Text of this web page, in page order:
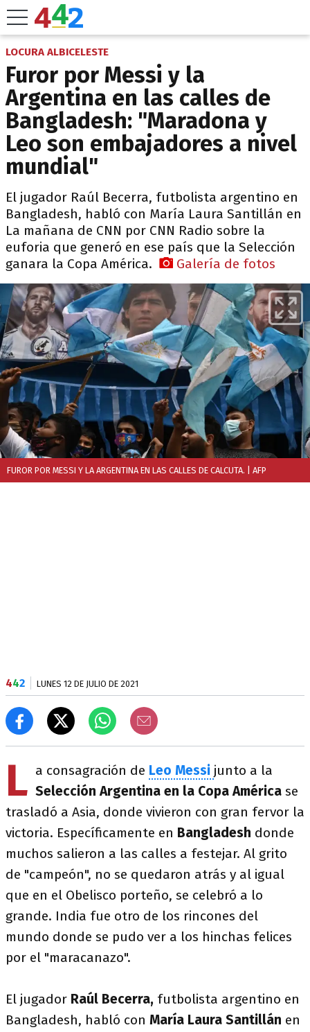
LOCURA ALBICELESTE
Furor por Messi y la
Argentina en las calles de
Bangladesh: "Maradona y
Leo son embajadores a nivel
mundial"
El jugador Raúl Becerra, futbolista argentino en
Bangladesh, habló con María Laura Santillán en
La mañana de CNN por CNN Radio sobre la
euforia que generó en ese país que la Selección
ganara la Copa América.
Galería de fotos
FUROR POR MESSI Y LA ARGENTINA EN LAS CALLES DE CALCUTA. | AFP
442 LUNES 12 DE JULIO DE 2021
L a consagración de Leo Messi junto a la
Selección Argentina en la Copa América se
trasladó a Asia, donde vivieron con gran fervor la
victoria. Específicamente en Bangladesh donde
muchos salieron a las calles a festejar. Al grito
de "campeón", no se quedaron atrás y al igual
que en el Obelisco porteño, se celebró a lo
grande. India fue otro de los rincones del
mundo donde se pudo ver a los hinchas felices
por el "maracanazo".
El jugador Raúl Becerra, futbolista argentino en
Bangladesh, habló con María Laura Santillán en